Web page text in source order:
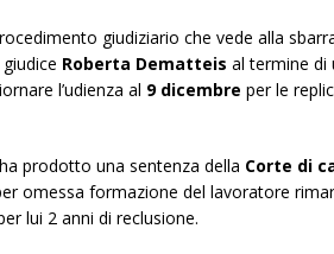
giudiziario che vede alla
Roberta Dematteis al termine di
l’udienza al 9 dicembre per le
ha prodotto una sentenza della Corte di
omessa formazione del lavoratore
lui 2 anni di reclusione.